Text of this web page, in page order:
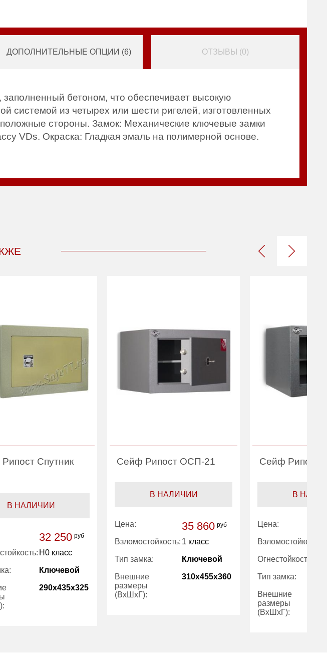
ДОПОЛНИТЕЛЬНЫЕ ОПЦИИ (6) ОТЗЫВЫ (0)
бетоном, что обеспечивает высокую
системой из четырех или шести ригелей, изготовленных
стороны. Замок: Механические ключевые замки
VDs. Окраска: Гладкая эмаль на полимерной основе.
Спутник
В НАЛИЧИИ
32 250 руб
H0 класс
Ключевой
290x435x325
Сейф Рипост ОСП-21
В НАЛИЧИИ
Цена: 35 860 руб
Взломостойкость: 1 класс
Тип замка: Ключевой
Внешние
размеры
(ВхШхГ):
310x455x360
Сейф Рипост
В
Цена:
Взломостойкость:
Огнестойкость:
Тип замка:
Внешние
размеры
(ВхШхГ):